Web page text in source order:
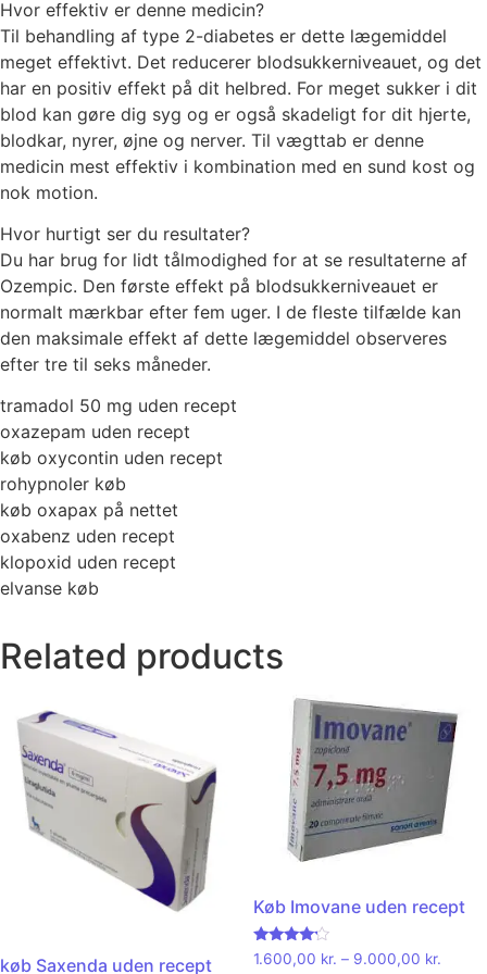
Hvor effektiv er denne medicin?
Til behandling af type 2-diabetes er dette lægemiddel
meget effektivt. Det reducerer blodsukkerniveauet, og det
har en positiv effekt på dit helbred. For meget sukker i dit
blod kan gøre dig syg og er også skadeligt for dit hjerte,
blodkar, nyrer, øjne og nerver. Til vægttab er denne
medicin mest effektiv i kombination med en sund kost og
nok motion.
Hvor hurtigt ser du resultater?
Du har brug for lidt tålmodighed for at se resultaterne af
Ozempic. Den første effekt på blodsukkerniveauet er
normalt mærkbar efter fem uger. I de fleste tilfælde kan
den maksimale effekt af dette lægemiddel observeres
efter tre til seks måneder.
tramadol 50 mg uden recept
oxazepam uden recept
køb oxycontin uden recept
rohypnoler køb
køb oxapax på nettet
oxabenz uden recept
klopoxid uden recept
elvanse køb
Related products
køb Saxenda uden recept
Køb Imovane uden recept
Rated
4.00
1.600,00 kr. – 9.000,00 kr.